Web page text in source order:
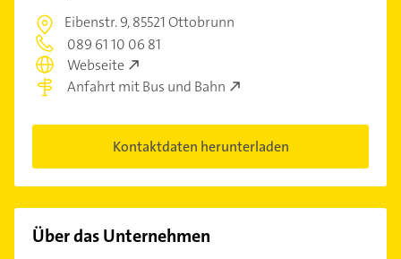
Eibenstr. 9,85521 Ottobrunn
089 61 10 06 81
Webseite
Anfahrt mit Bus und Bahn
Kontaktdaten herunterladen
Über das Unternehmen